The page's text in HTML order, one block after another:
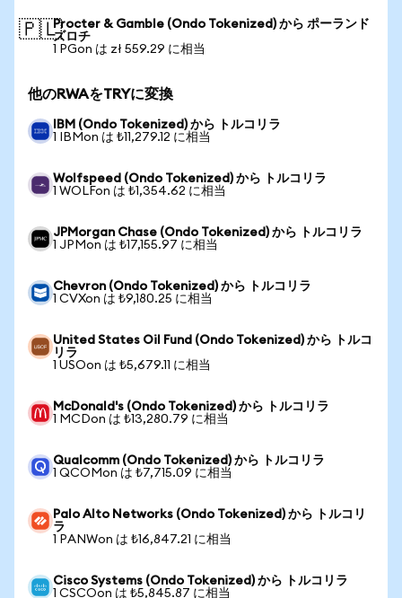
🇵🇱Procter & Gamble (Ondo Tokenized) から ポーランド
ズロチ
1 PGon は zł 559.29 に相当
他のRWAをTRYに変換
IBM (Ondo Tokenized) から トルコリラ
1 IBMon は ₺11,279.12 に相当
Wolfspeed (Ondo Tokenized) から トルコリラ
1 WOLFon は ₺1,354.62 に相当
JPMorgan Chase (Ondo Tokenized) から トルコリラ
1 JPMon は ₺17,155.97 に相当
Chevron (Ondo Tokenized) から トルコリラ
1 CVXon は ₺9,180.25 に相当
United States Oil Fund (Ondo Tokenized) から トルコ
リラ
1 USOon は ₺5,679.11 に相当
McDonald's (Ondo Tokenized) から トルコリラ
1 MCDon は ₺13,280.79 に相当
Qualcomm (Ondo Tokenized) から トルコリラ
1 QCOMon は ₺7,715.09 に相当
Palo Alto Networks (Ondo Tokenized) から トルコリ
ラ
1 PANWon は ₺16,847.21 に相当
Cisco Systems (Ondo Tokenized) から トルコリラ
1 CSCOon は ₺5,845.87 に相当